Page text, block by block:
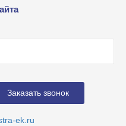
ek.ru
Заказать звонок